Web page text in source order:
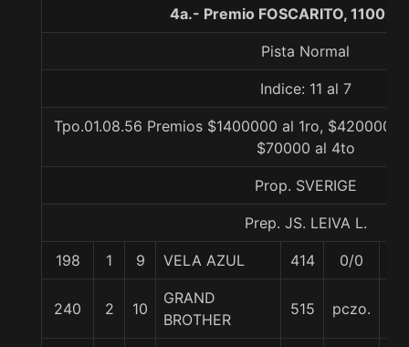
4a.- Premio FOSCARITO, 1100
Pista Normal
Indice: 11 al 7
Tpo.01.08.56 Premios $1400000 al 1ro, $420000
$70000 al 4to
Prop. SVERIGE
Prep. JS. LEIVA L.
198 1 9 VELA AZUL 414 0/0
240 2 10
GRAND
BROTHER
515 pczo.